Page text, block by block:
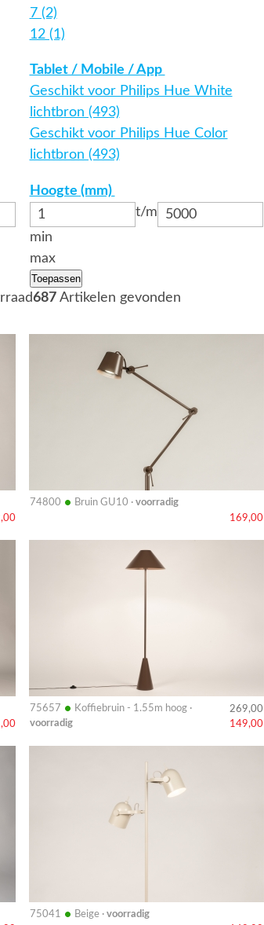
7 (2)
12 (1)
Tablet / Mobile / App
Geschikt voor Philips Hue White
lichtbron (493)
Geschikt voor Philips Hue Color
lichtbron (493)
Hoogte (mm)
t/m
min
max
Toepassen
687 Artikelen gevonden
74800 • Bruin GU10 · voorradig
169,00
Bekijk
75657 • Koffiebruin - 1.55m hoog ·
voorradig
269,00
149,00
Bekijk
75041 • Beige · voorradig
Bekijk